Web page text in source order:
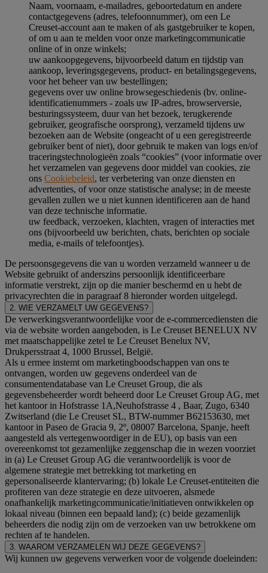
Naam, voornaam, e-mailadres, geboortedatum en andere
contactgegevens (adres, telefoonnummer), om een Le
Creuset-account aan te maken of als gastgebruiker te kopen,
of om u aan te melden voor onze marketingcommunicatie
online of in onze winkels;
uw aankoopgegevens, bijvoorbeeld datum en tijdstip van
aankoop, leveringsgegevens, product- en betalingsgegevens,
voor het beheer van uw bestellingen;
gegevens over uw online browsegeschiedenis (bv. online-
identificatienummers - zoals uw IP-adres, browserversie,
besturingssysteem, duur van het bezoek, terugkerende
gebruiker, geografische oorsprong), verzameld tijdens uw
bezoeken aan de Website (ongeacht of u een geregistreerde
gebruiker bent of niet), door gebruik te maken van logs en/of
traceringstechnologieën zoals “cookies” (voor informatie over
het verzamelen van gegevens door middel van cookies, zie
ons Cookiebeleid, ter verbetering van onze diensten en
advertenties, of voor onze statistische analyse; in de meeste
gevallen zullen we u niet kunnen identificeren aan de hand
van deze technische informatie.
uw feedback, verzoeken, klachten, vragen of interacties met
ons (bijvoorbeeld uw berichten, chats, berichten op sociale
media, e-mails of telefoontjes).
De persoonsgegevens die van u worden verzameld wanneer u de
Website gebruikt of anderszins persoonlijk identificeerbare
informatie verstrekt, zijn op die manier beschermd en u hebt de
privacyrechten die in paragraaf 8 hieronder worden uitgelegd.
2. WIE VERZAMELT UW GEGEVENS?
De verwerkingsverantwoordelijke voor de e-commercediensten die
via de website worden aangeboden, is Le Creuset BENELUX NV
met maatschappelijke zetel te Le Creuset Benelux NV,
Drukpersstraat 4, 1000 Brussel, België.
Als u ermee instemt om marketingboodschappen van ons te
ontvangen, worden uw gegevens onderdeel van de
consumentendatabase van Le Creuset Group, die als
gegevensbeheerder wordt beheerd door Le Creuset Group AG, met
het kantoor in Hofstrasse 1A,Neuhofstrasse 4 , Baar, Zugo, 6340
Zwitserland (die Le Creuset SL, BTW-nummer B62153630, met
kantoor in Paseo de Gracia 9, 2º, 08007 Barcelona, Spanje, heeft
aangesteld als vertegenwoordiger in de EU), op basis van een
overeenkomst tot gezamenlijke zeggenschap die in wezen voorziet
in (a) Le Creuset Group AG die verantwoordelijk is voor de
algemene strategie met betrekking tot marketing en
gepersonaliseerde klantervaring; (b) lokale Le Creuset-entiteiten die
profiteren van deze strategie en deze uitvoeren, alsmede
onafhankelijk marketingcommunicatie/initiatieven ontwikkelen op
lokaal niveau (binnen een bepaald land); (c) beide gezamenlijk
beheerders die nodig zijn om de verzoeken van uw betrokkene om
rechten af te handelen.
3. WAAROM VERZAMELEN WIJ DEZE GEGEVENS?
Wij kunnen uw gegevens verwerken voor de volgende doeleinden: